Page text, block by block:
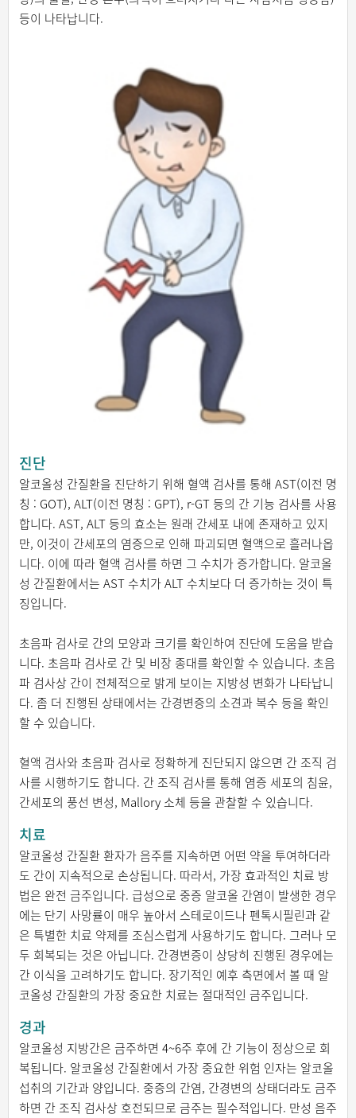
등이 나타납니다.
진단
알코올성 간질환을 진단하기 위해 혈액 검사를 통해 AST(이전 명
칭 : GOT), ALT(이전 명칭 : GPT), r-GT 등의 간 기능 검사를 사용
합니다. AST, ALT 등의 효소는 원래 간세포 내에 존재하고 있지
만, 이것이 간세포의 염증으로 인해 파괴되면 혈액으로 흘러나옵
니다. 이에 따라 혈액 검사를 하면 그 수치가 증가합니다. 알코올
성 간질환에서는 AST 수치가 ALT 수치보다 더 증가하는 것이 특
징입니다.
초음파 검사로 간의 모양과 크기를 확인하여 진단에 도움을 받습
니다. 초음파 검사로 간 및 비장 종대를 확인할 수 있습니다. 초음
파 검사상 간이 전체적으로 밝게 보이는 지방성 변화가 나타납니
다. 좀 더 진행된 상태에서는 간경변증의 소견과 복수 등을 확인
할 수 있습니다.
혈액 검사와 초음파 검사로 정확하게 진단되지 않으면 간 조직 검
사를 시행하기도 합니다. 간 조직 검사를 통해 염증 세포의 침윤,
간세포의 풍선 변성, Mallory 소체 등을 관찰할 수 있습니다.
치료
알코올성 간질환 환자가 음주를 지속하면 어떤 약을 투여하더라
도 간이 지속적으로 손상됩니다. 따라서, 가장 효과적인 치료 방
법은 완전 금주입니다. 급성으로 중증 알코올 간염이 발생한 경우
에는 단기 사망률이 매우 높아서 스테로이드나 펜톡시필린과 같
은 특별한 치료 약제를 조심스럽게 사용하기도 합니다. 그러나 모
두 회복되는 것은 아닙니다. 간경변증이 상당히 진행된 경우에는
간 이식을 고려하기도 합니다. 장기적인 예후 측면에서 볼 때 알
코올성 간질환의 가장 중요한 치료는 절대적인 금주입니다.
경과
알코올성 지방간은 금주하면 4~6주 후에 간 기능이 정상으로 회
복됩니다. 알코올성 간질환에서 가장 중요한 위험 인자는 알코올
섭취의 기간과 양입니다. 중증의 간염, 간경변의 상태더라도 금주
하면 간 조직 검사상 호전되므로 금주는 필수적입니다. 만성 음주